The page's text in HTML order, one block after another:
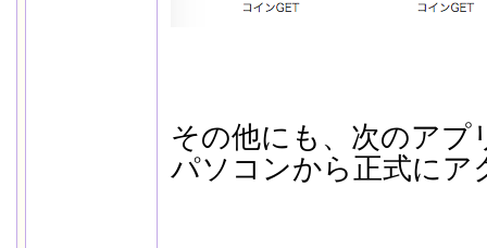
その他にも、次のアプ
パソコンから正式にア